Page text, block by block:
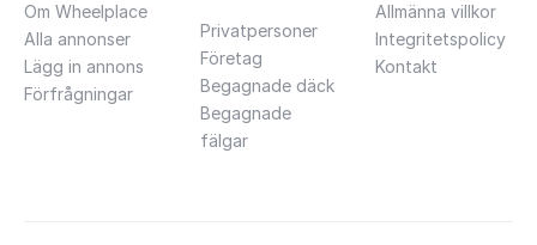
Om Wheelplace
Alla annonser
Lägg in annons
Förfrågningar
Privatpersoner
Företag
Begagnade däck
Begagnade
fälgar
Allmänna villkor
Integritetspolicy
Kontakt